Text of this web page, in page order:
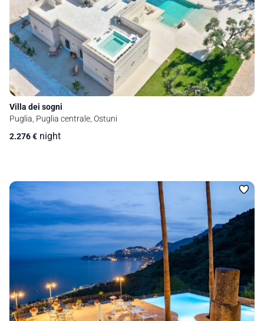
Villa dei sogni
Puglia, Puglia centrale, Ostuni
2.276€ night